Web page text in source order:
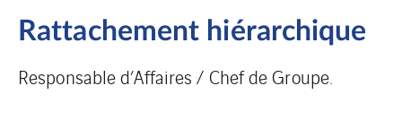
Rattachement hiérarchique
Responsable d’Affaires / Chef de Groupe.